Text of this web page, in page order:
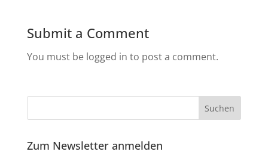
Submit a Comment
You must be logged in to post a comment.
Zum Newsletter anmelden